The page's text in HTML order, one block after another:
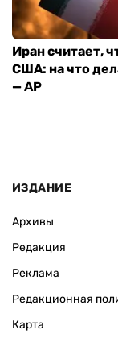
Иран считает,
США: на что
— AP
ИЗДАНИЕ
Архивы
Редакция
Реклама
Редакционная
Карта